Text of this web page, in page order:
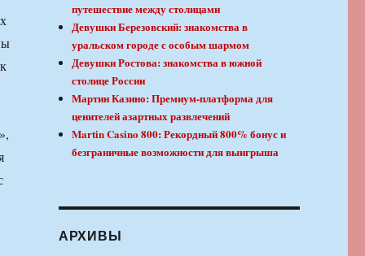
путешествие между столицами
Девушки Березовский: знакомства в
уральском городе с особым шармом
Девушки Ростова: знакомства в южной
столице России
Мартин Казино: Премиум-платформа для
ценителей азартных развлечений
Martin Casino 800: Рекордный 800% бонус и
безграничные возможности для выигрыша
АРХИВЫ